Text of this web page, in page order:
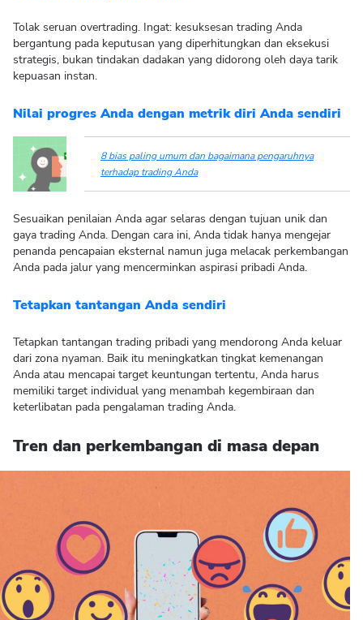
Tolak seruan overtrading. Ingat: kesuksesan trading Anda
bergantung pada keputusan yang diperhitungkan dan eksekusi
strategis, bukan tindakan dadakan yang didorong oleh daya tarik
kepuasan instan.
Nilai progres Anda dengan metrik diri Anda sendiri
8 bias paling umum dan bagaimana pengaruhnya
terhadap trading Anda
Sesuaikan penilaian Anda agar selaras dengan tujuan unik dan
gaya trading Anda. Dengan cara ini, Anda tidak hanya mengejar
penanda pencapaian eksternal namun juga melacak perkembangan
Anda pada jalur yang mencerminkan aspirasi pribadi Anda.
Tetapkan tantangan Anda sendiri
Tetapkan tantangan trading pribadi yang mendorong Anda keluar
dari zona nyaman. Baik itu meningkatkan tingkat kemenangan
Anda atau mencapai target keuntungan tertentu, Anda harus
memiliki target individual yang menambah kegembiraan dan
keterlibatan pada pengalaman trading Anda.
Tren dan perkembangan di masa depan